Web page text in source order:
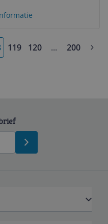
119 120 ...More pages
200